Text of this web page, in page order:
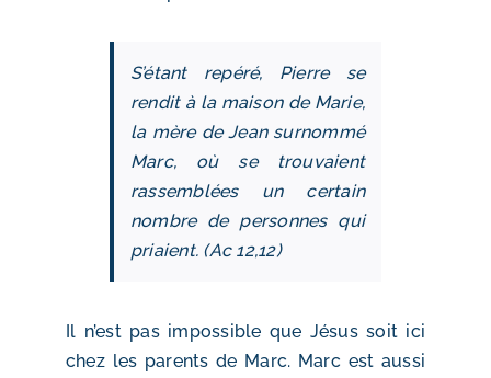
S’étant repéré, Pierre se
rendit à la maison de Marie,
la mère de Jean surnommé
Marc, où se trouvaient
rassemblées un certain
nombre de personnes qui
priaient. (Ac 12,12)
Il n’est pas impossible que Jésus soit ici
chez les parents de Marc. Marc est aussi